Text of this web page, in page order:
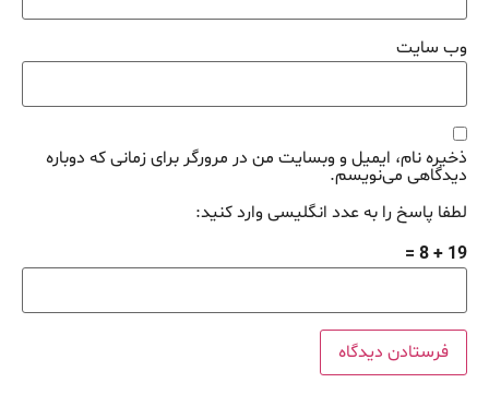
وب‌ سایت
ذخیره نام، ایمیل و وبسایت من در مرورگر برای زمانی که دوباره
دیدگاهی می‌نویسم.
لطفا پاسخ را به عدد انگلیسی وارد کنید:
19 + 8 =